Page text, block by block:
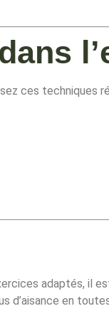
ces techniques
adaptés, il
d’aisance en